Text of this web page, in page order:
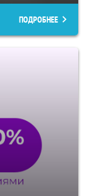
ПОДРОБНЕЕ